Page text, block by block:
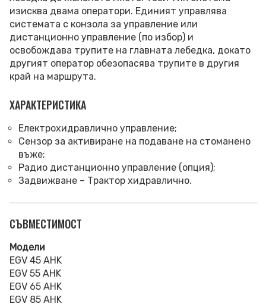
изисква двама оператори. Единият управлява
системата с конзола за управление или
дистанционно управление (по избор) и
освобождава трупите на главната лебедка, докато
другият оператор обезопасява трупите в другия
край на маршрута.
ХАРАКТЕРИСТИКА
Електрохидравлично управление;
Сензор за активиране на подаване на стоманено
въже;
Радио дистанционно управление (опция);
Задвижване – Трактор хидравлично.
СЪВМЕСТИМОСТ
Модели
EGV 45 AHK
EGV 55 AHK
EGV 65 AHK
EGV 85 AHK